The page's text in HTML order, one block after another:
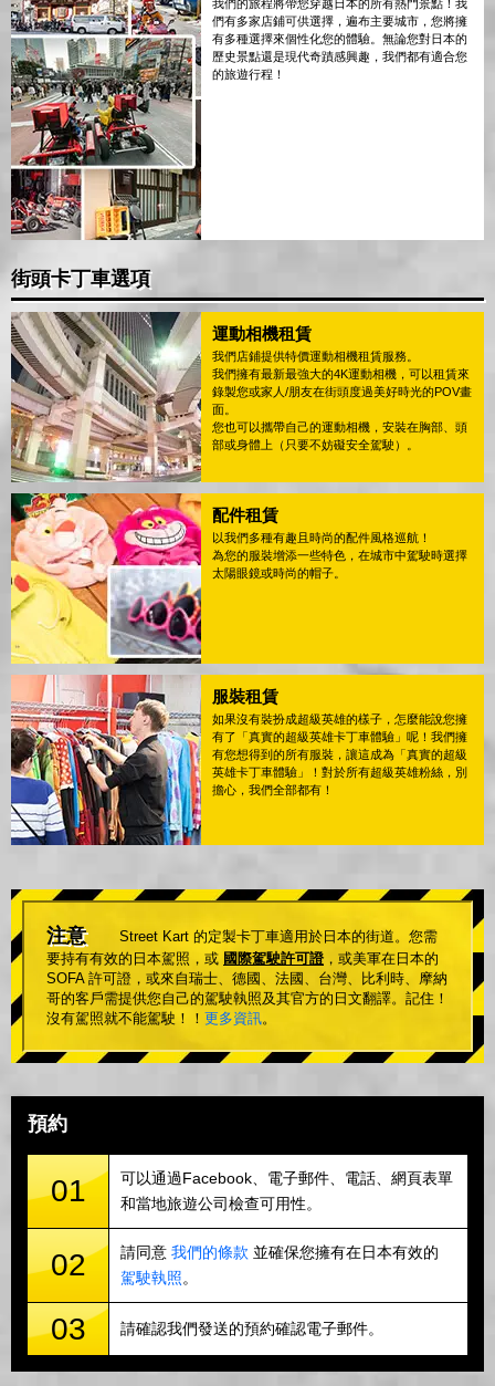
我們的旅程將帶您穿越日本的所有熱門景點！我
們有多家店鋪可供選擇，遍布主要城市，您將擁
有多種選擇來個性化您的體驗。無論您對日本的
歷史景點還是現代奇蹟感興趣，我們都有適合您
的旅遊行程！
街頭卡丁車選項
運動相機租賃
我們店鋪提供特價運動相機租賃服務。
我們擁有最新最強大的4K運動相機，可以租賃來
錄製您或家人/朋友在街頭度過美好時光的POV畫
面。
您也可以攜帶自己的運動相機，安裝在胸部、頭
部或身體上（只要不妨礙安全駕駛）。
配件租賃
以我們多種有趣且時尚的配件風格巡航！
為您的服裝增添一些特色，在城市中駕駛時選擇
太陽眼鏡或時尚的帽子。
服裝租賃
如果沒有裝扮成超級英雄的樣子，怎麼能說您擁
有了「真實的超級英雄卡丁車體驗」呢！我們擁
有您想得到的所有服裝，讓這成為「真實的超級
英雄卡丁車體驗」！對於所有超級英雄粉絲，別
擔心，我們全部都有！
注意
Street Kart 的定製卡丁車適用於日本的街道。您需
要持有有效的日本駕照，或 國際駕駛許可證 ，或美軍在日本的
SOFA 許可證，或來自瑞士、德國、法國、台灣、比利時、摩納
哥的客戶需提供您自己的駕駛執照及其官方的日文翻譯。記住！
沒有駕照就不能駕駛！！ 更多資訊。
預約
01
可以通過Facebook、電子郵件、電話、網頁表單
和當地旅遊公司檢查可用性。
02 請同意 我們的條款 並確保您擁有在日本有效的
駕駛執照。
03 請確認我們發送的預約確認電子郵件。